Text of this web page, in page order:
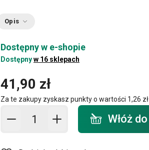
Opis
Dostępny w e-shopie
Dostępnyw 16 sklepach
41,90 zł
Za te zakupy zyskasz punkty o wartości 1,26 zł
Dodaj do koszyka - ilość
Włóż